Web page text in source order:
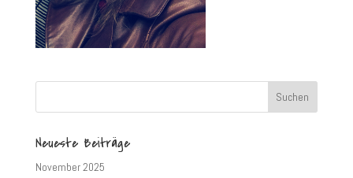
Neueste Beiträge
November 2025